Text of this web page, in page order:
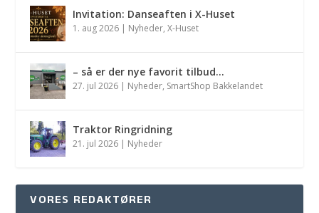
Invitation: Danseaften i X-Huset
1. aug 2026 | Nyheder,X-Huset
– så er der nye favorit tilbud…
27. jul 2026 | Nyheder, SmartShop Bakkelandet
Traktor Ringridning
21. jul 2026 | Nyheder
VORES REDAKTØRER